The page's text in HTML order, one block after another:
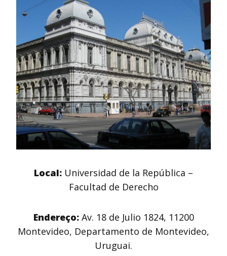
Local: Universidad de la República –
Facultad de Derecho
Endereço: Av. 18 de Julio 1824, 11200
Montevideo, Departamento de Montevideo,
Uruguai.